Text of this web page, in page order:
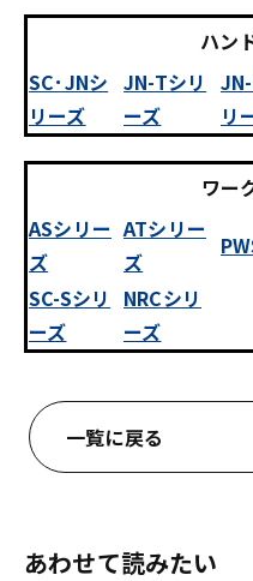
ハン
SC･JNシ
リーズ
JN-Tシリ
ーズ
リ
ワー
ASシリー
ズ
ATシリー
ズ
SC-Sシリ
ーズ
NRCシリ
ーズ
一覧に戻る
あわせて読みたい